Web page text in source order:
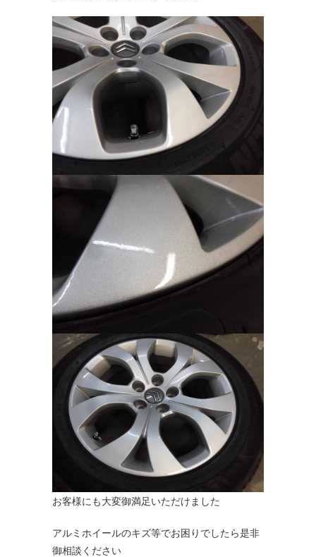
お客様にも大変御満足いただけました
アルミホイールのキズ等でお困りでしたら是非
御相談ください